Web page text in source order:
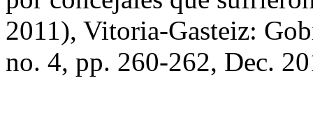
2011), Vitoria-Gasteiz:
no. 4, pp. 260-262, Dec.